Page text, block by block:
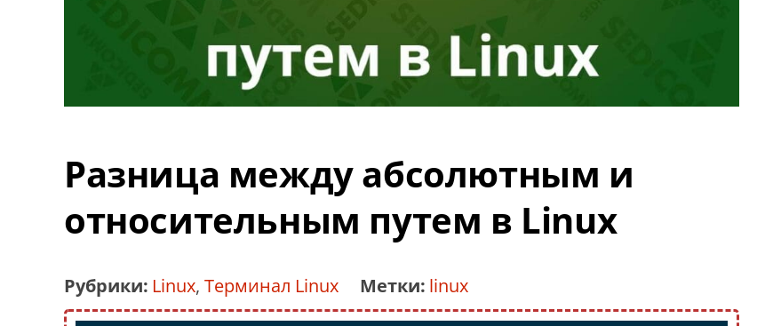
Разница между абсолютным и
относительным путем в Linux
Рубрики: Linux, Терминал Linux Метки: linux